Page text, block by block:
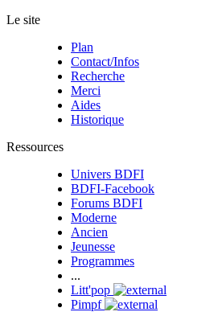
Le site
Plan
Contact/Infos
Recherche
Merci
Aides
Historique
Ressources
Univers BDFI
BDFI-Facebook
Forums BDFI
Moderne
Ancien
Jeunesse
Programmes
...
Litt'pop
Pimpf